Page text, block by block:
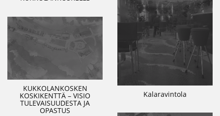
Kalaravintola
KUKKOLANKOSKEN
KOSKIKENTTÄ – VISIO
TULEVAISUUDESTA JA
OPASTUS